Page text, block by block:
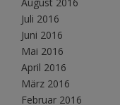
Juli 2016
Juni 2016
Mai 2016
April 2016
März 2016
Februar 2016